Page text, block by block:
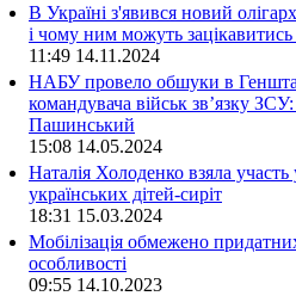
В Україні з'явився новий
і чому ним можуть
11:49 14.11.2024
НАБУ провело обшуки в
командувача військ зв’язку
Пашинський
15:08 14.05.2024
Наталія Холоденко взяла
українських дітей-сиріт
18:31 15.03.2024
Мобілізація обмежено
особливості
09:55 14.10.2023